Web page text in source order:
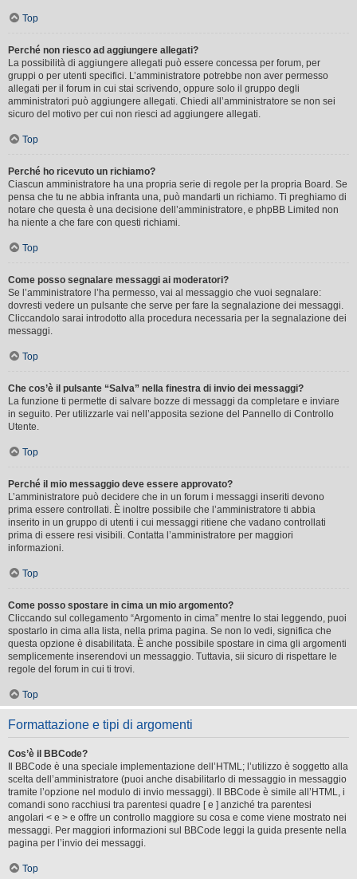
Top
Perché non riesco ad aggiungere allegati?
La possibilità di aggiungere allegati può essere concessa per forum, per
gruppi o per utenti specifici. L’amministratore potrebbe non aver permesso
allegati per il forum in cui stai scrivendo, oppure solo il gruppo degli
amministratori può aggiungere allegati. Chiedi all’amministratore se non sei
sicuro del motivo per cui non riesci ad aggiungere allegati.
Top
Perché ho ricevuto un richiamo?
Ciascun amministratore ha una propria serie di regole per la propria Board. Se
pensa che tu ne abbia infranta una, può mandarti un richiamo. Ti preghiamo di
notare che questa è una decisione dell’amministratore, e phpBB Limited non
ha niente a che fare con questi richiami.
Top
Come posso segnalare messaggi ai moderatori?
Se l’amministratore l’ha permesso, vai al messaggio che vuoi segnalare:
dovresti vedere un pulsante che serve per fare la segnalazione dei messaggi.
Cliccandolo sarai introdotto alla procedura necessaria per la segnalazione dei
messaggi.
Top
Che cos’è il pulsante “Salva” nella finestra di invio dei messaggi?
La funzione ti permette di salvare bozze di messaggi da completare e inviare
in seguito. Per utilizzarle vai nell’apposita sezione del Pannello di Controllo
Utente.
Top
Perché il mio messaggio deve essere approvato?
L’amministratore può decidere che in un forum i messaggi inseriti devono
prima essere controllati. È inoltre possibile che l’amministratore ti abbia
inserito in un gruppo di utenti i cui messaggi ritiene che vadano controllati
prima di essere resi visibili. Contatta l’amministratore per maggiori
informazioni.
Top
Come posso spostare in cima un mio argomento?
Cliccando sul collegamento “Argomento in cima” mentre lo stai leggendo, puoi
spostarlo in cima alla lista, nella prima pagina. Se non lo vedi, significa che
questa opzione è disabilitata. È anche possibile spostare in cima gli argomenti
semplicemente inserendovi un messaggio. Tuttavia, sii sicuro di rispettare le
regole del forum in cui ti trovi.
Top
Formattazione e tipi di argomenti
Cos’è il BBCode?
Il BBCode è una speciale implementazione dell’HTML; l’utilizzo è soggetto alla
scelta dell’amministratore (puoi anche disabilitarlo di messaggio in messaggio
tramite l’opzione nel modulo di invio messaggi). Il BBCode è simile all’HTML, i
comandi sono racchiusi tra parentesi quadre [ e ] anziché tra parentesi
angolari < e > e offre un controllo maggiore su cosa e come viene mostrato nei
messaggi. Per maggiori informazioni sul BBCode leggi la guida presente nella
pagina per l’invio dei messaggi.
Top